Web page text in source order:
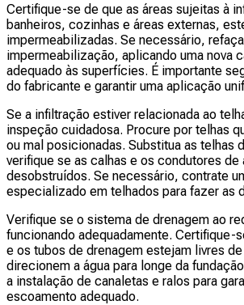
Certifique-se de que as áreas sujeitas à
banheiros, cozinhas e áreas externas,
impermeabilizadas. Se necessário,
impermeabilização, aplicando uma nova
adequado às superfícies. É importante
do fabricante e garantir uma aplicação
Se a infiltração estiver relacionada ao
inspeção cuidadosa. Procure por telhas
ou mal posicionadas. Substitua as telhas
verifique se as calhas e os condutores de
desobstruídos. Se necessário, contrate
especializado em telhados para fazer as
Verifique se o sistema de drenagem ao
funcionando adequadamente. Certifique-
e os tubos de drenagem estejam livres
direcionem a água para longe da
a instalação de canaletas e ralos para
escoamento adequado.